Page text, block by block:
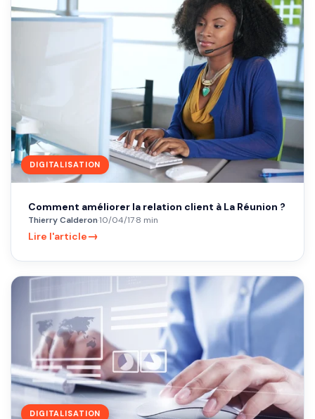
DIGITALISATION
Comment améliorer la relation client à La Réunion ?
Thierry Calderon·10/04/17·8 min
Lire l'article→
DIGITALISATION